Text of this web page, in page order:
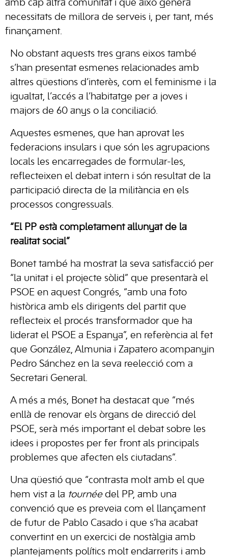
amb cap altra comunitat i que això genera
necessitats de millora de serveis i, per tant, més
finançament.
No obstant aquests tres grans eixos també
s’han presentat esmenes relacionades amb
altres qüestions d’interès, com el feminisme i la
igualtat, l’accés a l’habitatge per a joves i
majors de 60 anys o la conciliació.
Aquestes esmenes, que han aprovat les
federacions insulars i que són les agrupacions
locals les encarregades de formular-les,
reflecteixen el debat intern i són resultat de la
participació directa de la militància en els
processos congressuals.
“El PP està completament allunyat de la
realitat social”
Bonet també ha mostrat la seva satisfacció per
“la unitat i el projecte sòlid” que presentarà el
PSOE en aquest Congrés, “amb una foto
històrica amb els dirigents del partit que
reflecteix el procés transformador que ha
liderat el PSOE a Espanya”, en referència al fet
que González, Almunia i Zapatero acompanyin
Pedro Sánchez en la seva reelecció com a
Secretari General.
A més a més, Bonet ha destacat que “més
enllà de renovar els òrgans de direcció del
PSOE, serà més important el debat sobre les
idees i propostes per fer front als principals
problemes que afecten els ciutadans”.
Una qüestió que “contrasta molt amb el que
hem vist a la tournéedel PP, amb una
convenció que es preveia com el llançament
de futur de Pablo Casado i que s’ha acabat
convertint en un exercici de nostàlgia amb
plantejaments polítics molt endarrerits i amb